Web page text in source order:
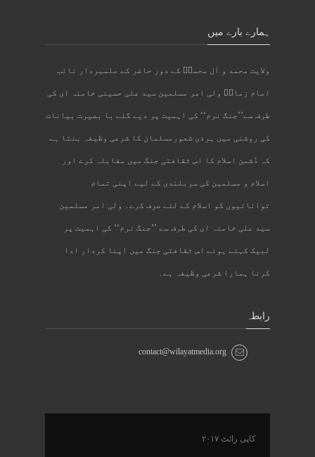
ہمارے بارے میں
ولایت محمد و آل محمدؐ کے دور حاضر کے علمبردار نائب
امام زمانؑ ولی امر مسلمین سید علی حسینی خامنہ ای کی
طرف سے’’جنگ نرم‘‘ کی اہمیت پر دیے گئے با بصیرت بیانات
کی روشنی میں ہرذی شعورمسلمان کا شرعی وظیفہ بنتا ہے
کہ دُشمن اسلام کا اس ثقافتی جنگ میں مقابلہ کرے اور
اسلام و مسلمین کی سربلندی کے لیے اپنی تمام
توانائیوں کو اسلام کے لئے صرف کرے۔ ولی امر مسلمین
سید علی خامنہ ای کی طرف سے ’’جنگ نرم‘‘ کی اہمیت پر
لبیک کہتے ہوئے اس ثقافتی جنگ میں اپنا کردار ادا
کرنا ہمارا شرعی وظیفہ ہے۔
رابطہ
contact@wilayatmedia.org
کاپی رائٹ ۲۰۱۷